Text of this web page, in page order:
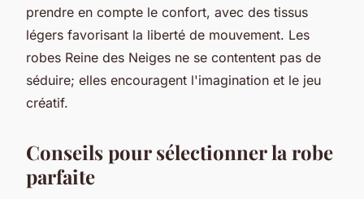
prendre en compte le confort, avec des tissus
légers favorisant la liberté de mouvement. Les
robes Reine des Neiges ne se contentent pas de
séduire; elles encouragent l'imagination et le jeu
créatif.
Conseils pour sélectionner la robe
parfaite